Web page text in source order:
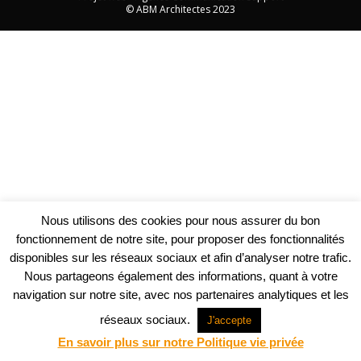
© ABM Architectes 2023
Nous utilisons des cookies pour nous assurer du bon
fonctionnement de notre site, pour proposer des fonctionnalités
disponibles sur les réseaux sociaux et afin d’analyser notre trafic.
Nous partageons également des informations, quant à votre
navigation sur notre site, avec nos partenaires analytiques et les
réseaux sociaux.
J'accepte
En savoir plus sur notre Politique vie privée